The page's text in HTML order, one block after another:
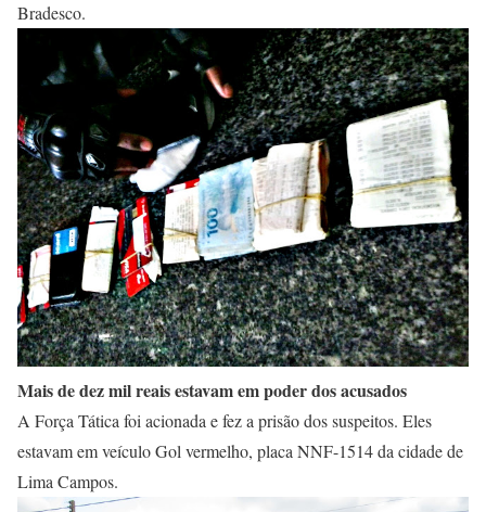
Bradesco.
Mais de dez mil reais estavam em poder dos acusados
A Força Tática foi acionada e fez a prisão dos suspeitos. Eles
estavam em veículo Gol vermelho, placa NNF-1514 da cidade de
Lima Campos.